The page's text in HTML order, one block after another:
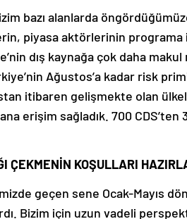
bazı alanlarda
piyasa aktörlerinin
dış kaynağa çok daha
Ağustos’a kadar risk
itibaren gelişmekte olan
erişim sağladık. 700
ÇEKMENİN KOŞULLARI
geçen sene Ocak-Mayıs
Bizim için uzun vadeli